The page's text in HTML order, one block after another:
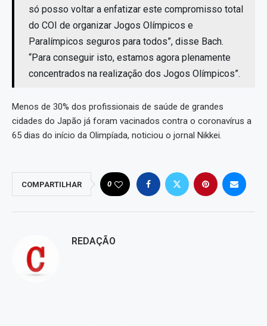
só posso voltar a enfatizar este compromisso total
do COI de organizar Jogos Olímpicos e
Paralímpicos seguros para todos”, disse Bach.
“Para conseguir isto, estamos agora plenamente
concentrados na realização dos Jogos Olímpicos”.
Menos de 30% dos profissionais de saúde de grandes
cidades do Japão já foram vacinados contra o coronavírus a
65 dias do início da Olimpíada, noticiou o jornal Nikkei.
COMPARTILHAR 0
REDAÇÃO